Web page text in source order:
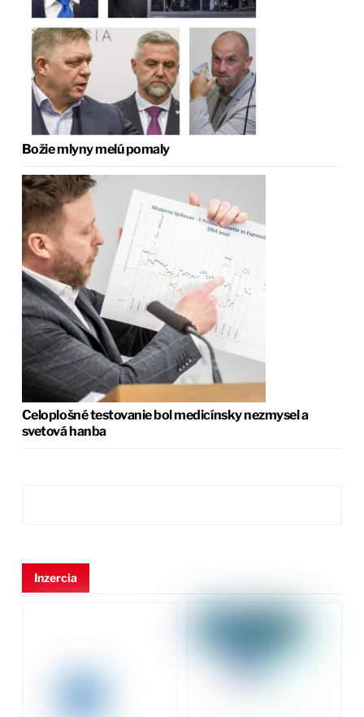
Božie mlyny melú pomaly
Celoplošné testovanie bol medicínsky nezmysel a
svetová hanba
Inzercia